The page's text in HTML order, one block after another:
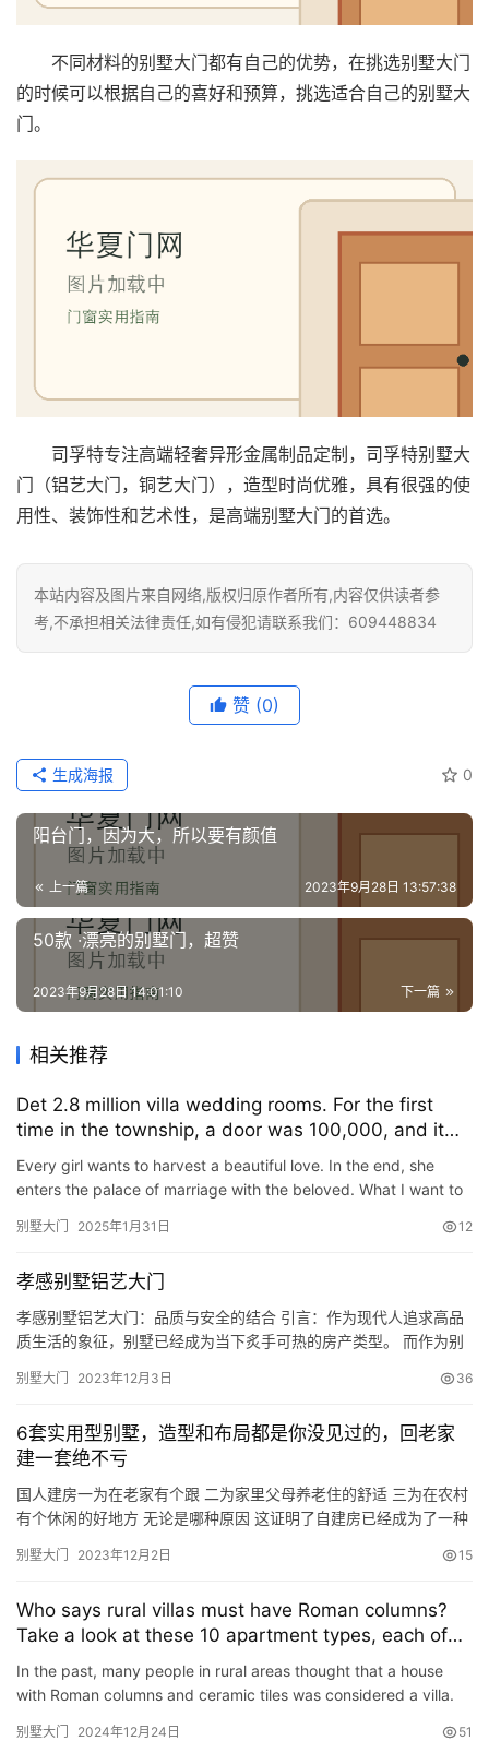
安
装
安
讯
系
我
不同材料的别墅大门都有自己的优势，在挑选别墅大门
的时候可以根据自己的喜好和预算，挑选适合自己的别墅大
门。
司孚特专注高端轻奢异形金属制品定制，司孚特别墅大
门（铝艺大门，铜艺大门），造型时尚优雅，具有很强的使
用性、装饰性和艺术性，是高端别墅大门的首选。
本站内容及图片来自网络,版权归原作者所有,内容仅供读者参
考,不承担相关法律责任,如有侵犯请联系我们：609448834
赞 (0)
0
生成海报
阳台门，因为大，所以要有颜值
上一篇 2023年9月28日 13:57:38
50款 ·漂亮的别墅门，超赞
下一篇
2023年9月28日 14:01:10
相关推荐
Det 2.8 million villa wedding rooms. For the first
time in the township, a door was 100,000, and it
was domineering!
Every girl wants to harvest a beautiful love. In the end, she
enters the palace of marriage with the beloved. What I want to
别墅大门 2025年1月31日 12
孝感别墅铝艺大门
孝感别墅铝艺大门：品质与安全的结合 引言：作为现代人追求高品
质生活的象征，别墅已经成为当下炙手可热的房产类型。 而作为别
轻重的作用。 在众多大门选项中，孝感别墅铝艺大门凭借其独特的
点、品质和安全性能进行详细介绍。 一、设计特点：兼具美观与实
用…
别墅大门 2023年12月3日 36
6套实用型别墅，造型和布局都是你没见过的，回老家
建一套绝不亏
国人建房一为在老家有个跟 二为家里父母养老住的舒适 三为在农村
有个休闲的好地方 无论是哪种原因 这证明了自建房已经成为了一种
住体验对生活的重要性 现在不管有钱没钱 都会回老家建一套小别墅
万 开间：10.9米 进深：12米 …
别墅大门 2023年12月2日 15
Who says rural villas must have Roman columns?
Take a look at these 10 apartment types, each of
them looks very good.
In the past, many people in rural areas thought that a house
with Roman columns and ceramic tiles was considered a villa.
别墅大门 2024年12月24日 51